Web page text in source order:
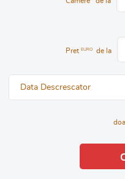
Pret EURO de la
Data Descrescator